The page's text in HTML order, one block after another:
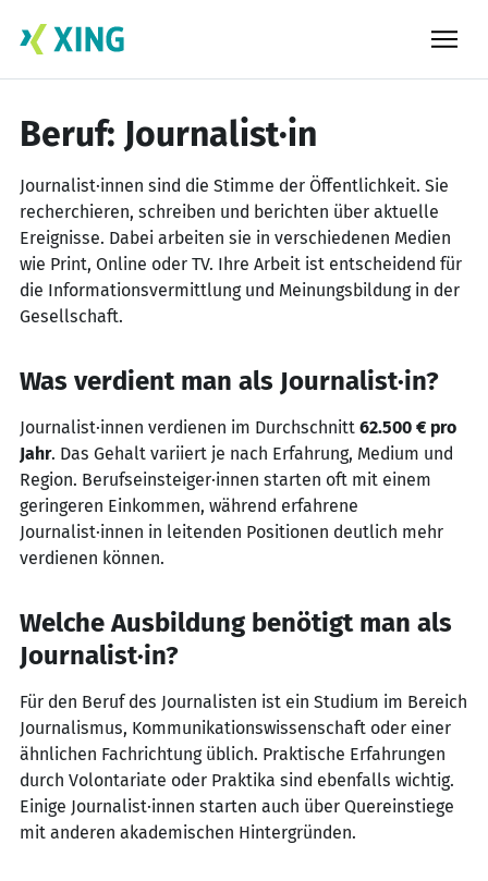
Beruf: Journalist·in
Journalist·innen sind die Stimme der Öffentlichkeit. Sie
recherchieren, schreiben und berichten über aktuelle
Ereignisse. Dabei arbeiten sie in verschiedenen Medien
wie Print, Online oder TV. Ihre Arbeit ist entscheidend für
die Informationsvermittlung und Meinungsbildung in der
Gesellschaft.
Was verdient man als Journalist·in?
Journalist·innen verdienen im Durchschnitt 62.500 € pro
Jahr. Das Gehalt variiert je nach Erfahrung, Medium und
Region. Berufseinsteiger·innen starten oft mit einem
geringeren Einkommen, während erfahrene
Journalist·innen in leitenden Positionen deutlich mehr
verdienen können.
Welche Ausbildung benötigt man als
Journalist·in?
Für den Beruf des Journalisten ist ein Studium im Bereich
Journalismus, Kommunikationswissenschaft oder einer
ähnlichen Fachrichtung üblich. Praktische Erfahrungen
durch Volontariate oder Praktika sind ebenfalls wichtig.
Einige Journalist·innen starten auch über Quereinstiege
mit anderen akademischen Hintergründen.